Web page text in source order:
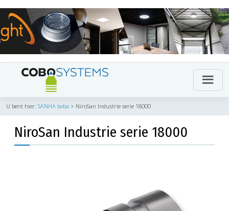
U bent hier: SANHA bvba > NiroSan Industrie serie 18000
NiroSan Industrie serie 18000